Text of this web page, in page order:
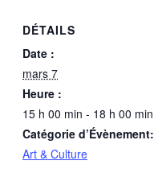
DÉTAILS
Date :
mars 7
Heure :
15 h 00 min - 18 h 00 min
Catégorie d’Évènement:
Art & Culture